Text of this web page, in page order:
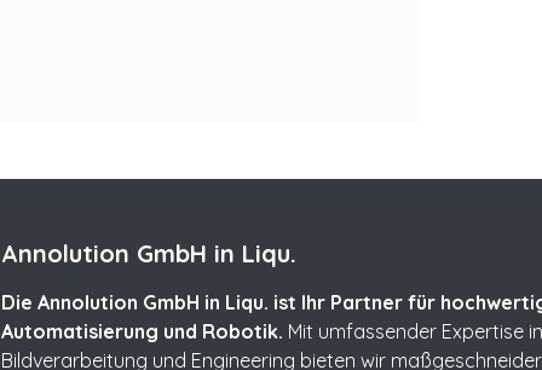
Annolution GmbH in Liqu.
Die Annolution GmbH in Liqu. ist Ihr Partner für
Automatisierung und Robotik. Mit umfassender Expertise
Bildverarbeitung und Engineering bieten wir